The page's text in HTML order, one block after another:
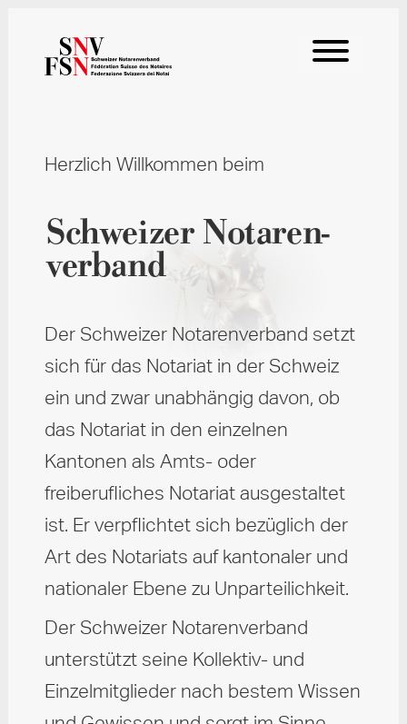
Herzlich Willkommen beim
Schweizer Notaren­
verband
Der Schweizer Notarenverband setzt
sich für das Notariat in der Schweiz
ein und zwar unabhängig davon, ob
das Notariat in den einzelnen
Kantonen als Amts- oder
freiberufliches Notariat ausgestaltet
ist. Er verpflichtet sich bezüglich der
Art des Notariats auf kantonaler und
nationaler Ebene zu Unparteilichkeit.
Der Schweizer Notarenverband
unterstützt seine Kollektiv- und
Einzelmitglieder nach bestem Wissen